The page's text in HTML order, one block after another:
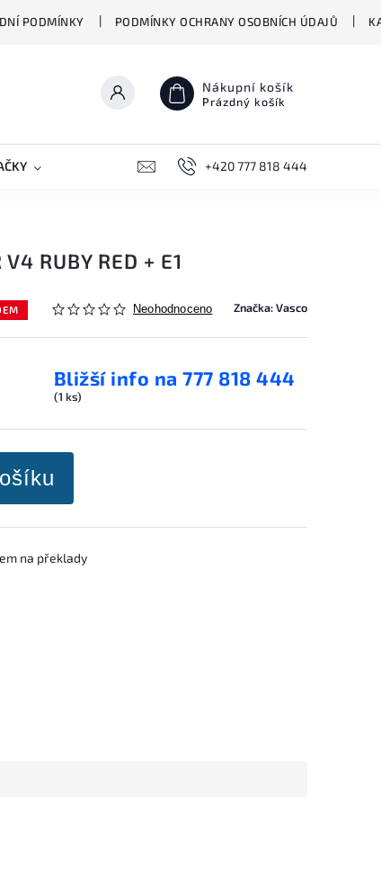
PODMÍNKY PODMÍNKY OCHRANY OSOBNÍCH ÚDAJŮ
Nákupní košík
Prázdný košík
PŘEKLADAČE VASCO BIONICKÉ MOPY
+420 777 818 444
RUBY RED + E1
Neohodnoceno Značka:Vasco
Bližší info na 777 818 444
(1 ks)
na překlady